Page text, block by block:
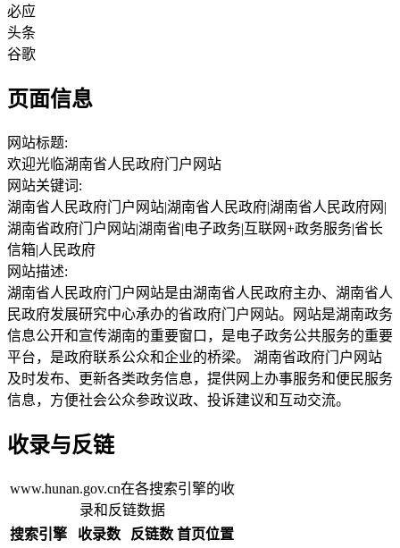
必应
头条
谷歌
页面信息
网站标题:
欢迎光临湖南省人民政府门户网站
网站关键词:
湖南省人民政府门户网站|湖南省人民政府|湖南省人民政府网|
湖南省政府门户网站|湖南省|电子政务|互联网+政务服务|省长
信箱|人民政府
网站描述:
湖南省人民政府门户网站是由湖南省人民政府主办、湖南省人
民政府发展研究中心承办的省政府门户网站。网站是湖南政务
信息公开和宣传湖南的重要窗口，是电子政务公共服务的重要
平台，是政府联系公众和企业的桥梁。 湖南省政府门户网站
及时发布、更新各类政务信息，提供网上办事服务和便民服务
信息，方便社会公众参政议政、投诉建议和互动交流。
收录与反链
www.hunan.gov.cn在各搜索引擎的收
录和反链数据
搜索引擎
收录数 反链数 首页位置